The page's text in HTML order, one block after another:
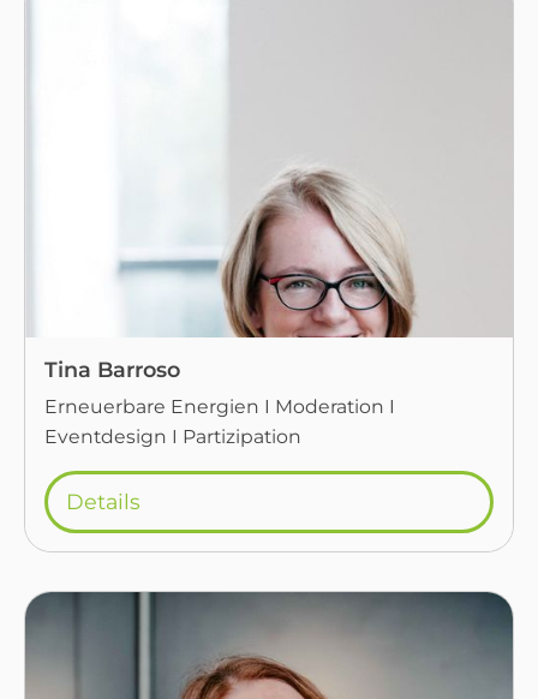
Tina Barroso
Erneuerbare Energien I Moderation I
Eventdesign I Partizipation
Details